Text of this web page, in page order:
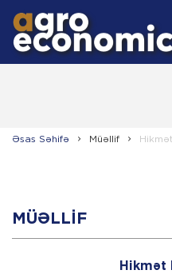
Əsas Səhifə Müəllif
MÜƏLLIF
Hikmət